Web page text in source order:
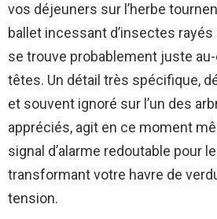
vos déjeuners sur l’herbe
ballet incessant d’insectes
se trouve probablement juste
têtes. Un détail très spécifique,
et souvent ignoré sur l’un des
appréciés, agit en ce moment
signal d’alarme redoutable pour
transformant votre havre de
tension.